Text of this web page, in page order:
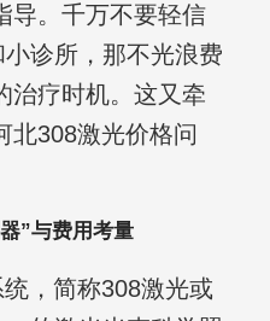
导。千万不要轻信
小诊所，那不光浪费
治疗时机。这又牵
北308激光价格问
”与费用考量
，简称308激光或